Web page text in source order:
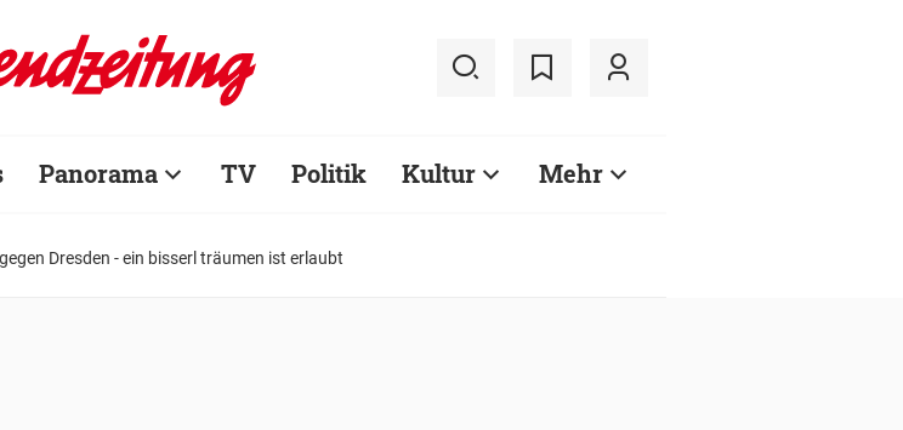
Panorama TV Politik Kultur Mehr
Dresden - ein bisserl träumen ist erlaubt